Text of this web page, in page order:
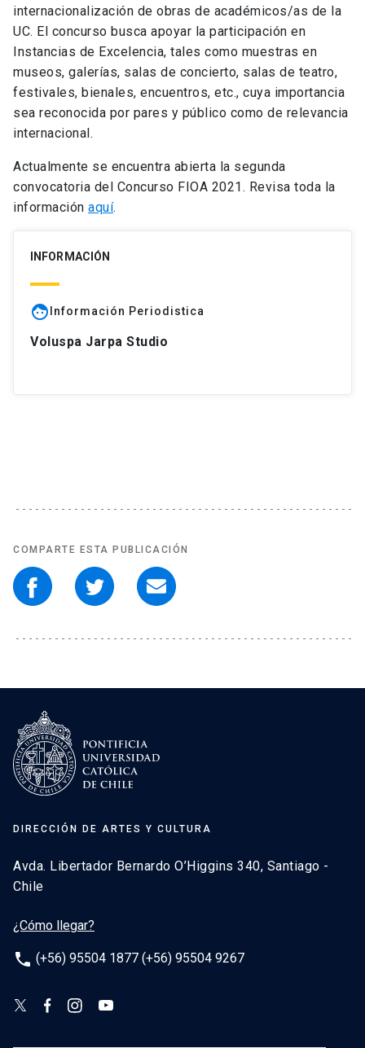
internacionalización de obras de académicos/as de la
UC. El concurso busca apoyar la participación en
Instancias de Excelencia, tales como muestras en
museos, galerías, salas de concierto, salas de teatro,
festivales, bienales, encuentros, etc., cuya importancia
sea reconocida por pares y público como de relevancia
internacional.
Actualmente se encuentra abierta la segunda
convocatoria del Concurso FIOA 2021. Revisa toda la
información aquí.
INFORMACIÓN
face Información Periodistica
Voluspa Jarpa Studio
COMPARTE ESTA PUBLICACIÓN
DIRECCIÓN DE ARTES Y CULTURA
Avda. Libertador Bernardo O’Higgins 340, Santiago -
Chile
¿Cómo llegar?
phone (+56) 95504 1877 (+56) 95504 9267